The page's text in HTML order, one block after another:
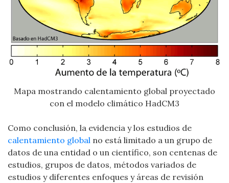
Mapa mostrando calentamiento global proyectado
con el modelo climático HadCM3
Como conclusión, la evidencia y los estudios de
calentamiento global no está limitado a un grupo de
datos de una entidad o un científico, son centenas de
estudios, grupos de datos, métodos variados de
estudios y diferentes enfoques y áreas de revisión